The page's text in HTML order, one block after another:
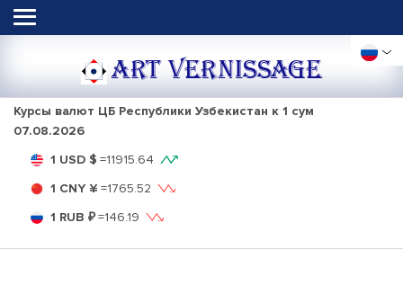
ART VERNISSAGE
Курсы валют ЦБ Республики Узбекистан к 1 сум
07.08.2026
1 USD $ =11915.64
1 CNY ¥ =1765.52
1 RUB ₽=146.19